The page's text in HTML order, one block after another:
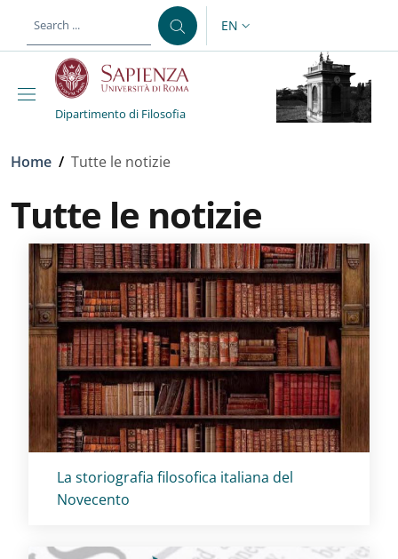
LANGUAGE SWITCHER:
EN
Dipartimento di Filosofia
Breadcrumb
Home / Tutte le notizie
Tutte le notizie
Titolo card:
La storiografia filosofica italiana del
Novecento